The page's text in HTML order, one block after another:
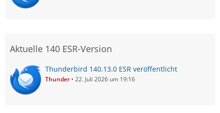
Aktuelle 140 ESR-Version
Thunderbird 140.13.0 ESR veröffentlicht
Thunder 22. Juli 2026 um 19:16